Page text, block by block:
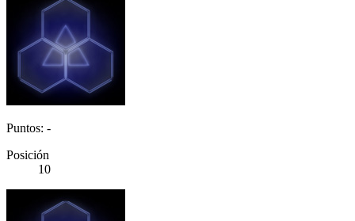
Puntos: -
Posición
10